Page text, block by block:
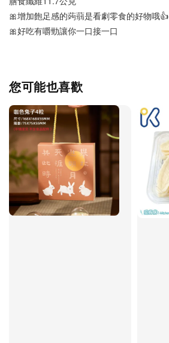
🎀增加飽足感的蒟蒻是看劇零食的好物哦👍
🎀好吃有嚼勁讓你一口接一口
您可能也喜歡